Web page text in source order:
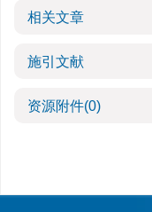
相关文章
施引文献
资源附件(0)